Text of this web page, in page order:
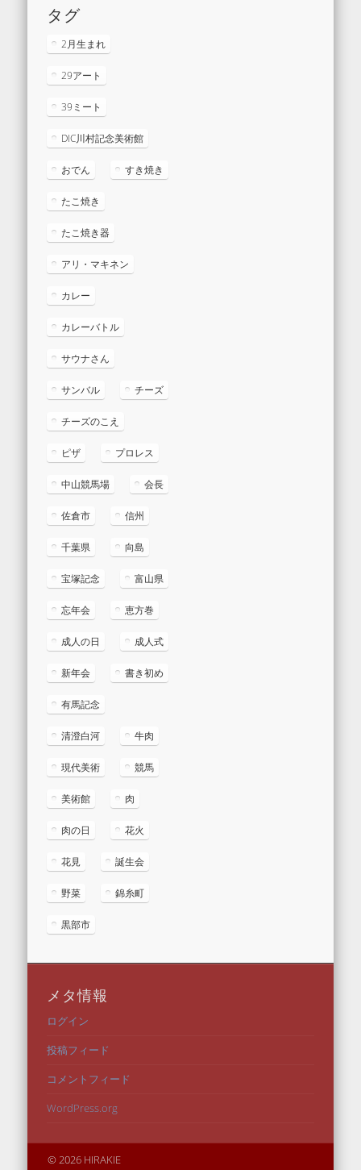
タグ
2月生まれ
29アート
39ミート
DIC川村記念美術館
おでん すき焼き
たこ焼き
たこ焼き器
アリ・マキネン
カレー
カレーバトル
サウナさん
サンバル チーズ
チーズのこえ
ピザ プロレス
中山競馬場 会長
佐倉市 信州
千葉県 向島
宝塚記念 富山県
忘年会 恵方巻
成人の日 成人式
新年会 書き初め
有馬記念
清澄白河 牛肉
現代美術 競馬
美術館 肉
肉の日 花火
花見 誕生会
野菜 錦糸町
黒部市
メタ情報
ログイン
投稿フィード
コメントフィード
WordPress.org
© 2026 HIRAKIE